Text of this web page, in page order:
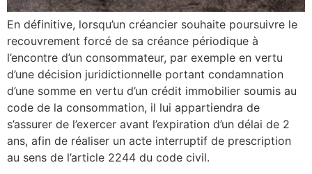
En définitive, lorsqu’un créancier souhaite poursuivre le
recouvrement forcé de sa créance périodique à
l’encontre d’un consommateur, par exemple en vertu
d’une décision juridictionnelle portant condamnation
d’une somme en vertu d’un crédit immobilier soumis au
code de la consommation, il lui appartiendra de
s’assurer de l’exercer avant l’expiration d’un délai de 2
ans, afin de réaliser un acte interruptif de prescription
au sens de l’article 2244 du code civil.